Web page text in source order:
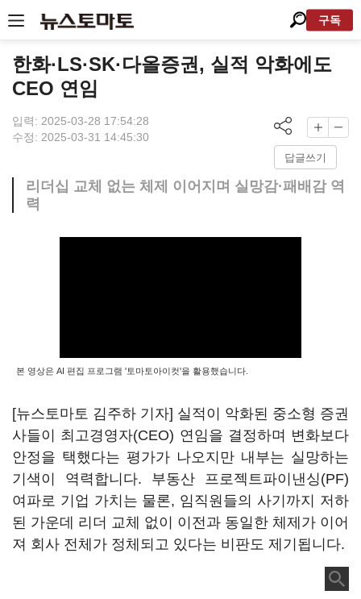
구독
한화·LS·SK·다올증권, 실적 악화에도
CEO 연임
입력: 2025-03-28 17:54:28
수정: 2025-03-31 14:45:30
답글쓰기
리더십 교체 없는 체제 이어지며 실망감·패배감 역
력
본 영상은 AI 편집 프로그램 '토마토아이컷'을 활용했습니다.
[뉴스토마토 김주하 기자] 실적이 악화된 중소형 증권
사들이 최고경영자(CEO) 연임을 결정하며 변화보다
안정을 택했다는 평가가 나오지만 내부는 실망하는
기색이 역력합니다. 부동산 프로젝트파이낸싱(PF)
여파로 기업 가치는 물론, 임직원들의 사기까지 저하
된 가운데 리더 교체 없이 이전과 동일한 체제가 이어
져 회사 전체가 정체되고 있다는 비판도 제기됩니다.